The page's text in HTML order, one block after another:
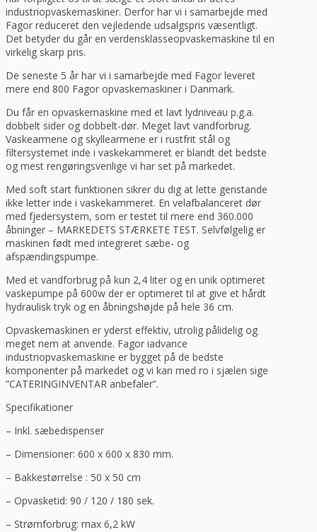
industriopvaskemaskiner. Derfor har vi i samarbejde med
Fagor reduceret den vejledende udsalgspris væsentligt.
Det betyder du går en verdensklasseopvaskemaskine til en
virkelig skarp pris.
De seneste 5 år har vi i samarbejde med Fagor leveret
mere end 800 Fagor opvaskemaskiner i Danmark.
Du får en opvaskemaskine med et lavt lydniveau p.g.a.
dobbelt sider og dobbelt-dør. Meget lavt vandforbrug.
Vaskearmene og skyllearmene er i rustfrit stål og
filtersystemet inde i vaskekammeret er blandt det bedste
og mest rengøringsvenlige vi har set på markedet.
Med soft start funktionen sikrer du dig at lette genstande
ikke letter inde i vaskekammeret. En velafbalanceret dør
med fjedersystem, som er testet til mere end 360.000
åbninger – MARKEDETS STÆRKETE TEST. Selvfølgelig er
maskinen født med integreret sæbe- og
afspændingspumpe.
Med et vandforbrug på kun 2,4 liter og en unik optimeret
vaskepumpe på 600w der er optimeret til at give et hårdt
hydraulisk tryk og en åbningshøjde på hele 36 cm.
Opvaskemaskinen er yderst effektiv, utrolig pålidelig og
meget nem at anvende. Fagor iadvance
industriopvaskemaskine er bygget på de bedste
komponenter på markedet og vi kan med ro i sjælen sige
”CATERINGINVENTAR anbefaler”.
Specifikationer
– Inkl. sæbedispenser
– Dimensioner: 600 x 600 x 830 mm.
– Bakkestørrelse : 50 x 50 cm
– Opvasketid: 90 / 120 / 180 sek.
– Strømforbrug: max 6,2 kW